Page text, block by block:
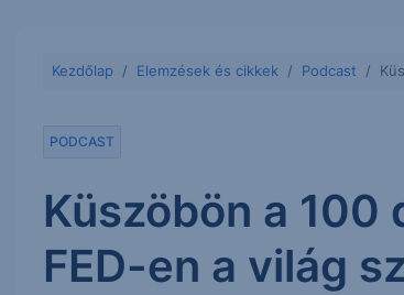
Kezdőlap Elemzések és cikkek Podcast
PODCAST
Küszöbön a 100
FED-en a világ